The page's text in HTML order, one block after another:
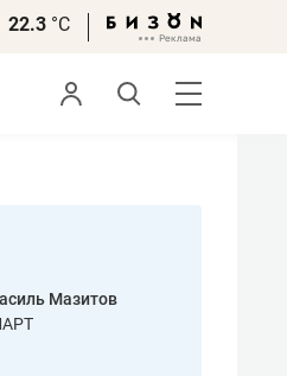
22.3 °С
Мазитов